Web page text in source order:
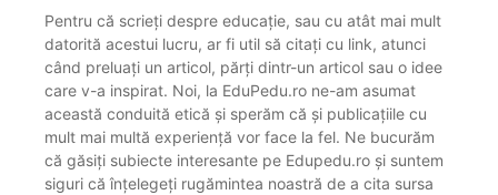
Pentru că scrieți despre educație, sau cu atât mai mult
datorită acestui lucru, ar fi util să citați cu link, atunci
când preluați un articol, părți dintr-un articol sau o idee
care v-a inspirat. Noi, la EduPedu.ro ne-am asumat
această conduită etică și sperăm că și publicațiile cu
mult mai multă experiență vor face la fel. Ne bucurăm
că găsiți subiecte interesante pe Edupedu.ro și suntem
siguri că înțelegeți rugămintea noastră de a cita sursa